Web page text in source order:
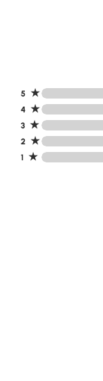
5 ★
4 ★
3 ★
2 ★
1 ★